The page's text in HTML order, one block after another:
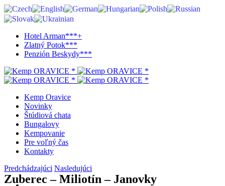
Hotel Arman***+
Zlatný Potok***
Penzión Beskydy***
Kemp Oravice
Novinky
Štúdiová chata
Bungalovy
Kempovanie
Pre voľný čas
Kontakty
Predchádzajúci Nasledujúci
Zuberec – Miliotín – Janovky